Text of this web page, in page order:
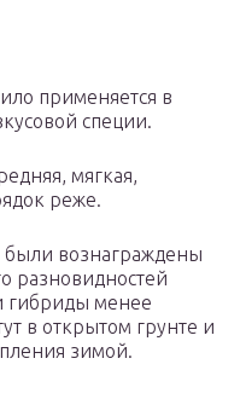
применяется в
специи.
мягкая,
реже.
вознаграждены
разновидностей
гибриды менее
в открытом грунте и
зимой.